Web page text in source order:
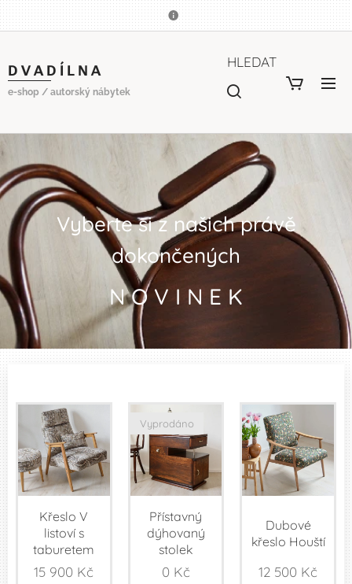
D V A D Í L N A
e-shop / autorský nábytek
HLEDAT
Vyberte si z našich právě
dokončených
N O V I N E K
Křeslo V
listoví s
taburetem
15 900 Kč
Přístavný
dýhovaný
stolek
Vyprodáno
0 Kč
Dubové
křeslo Houští
12 500 Kč